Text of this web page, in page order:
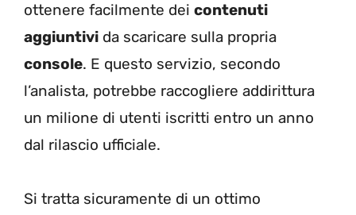
ottenere facilmente dei contenuti
aggiuntivi da scaricare sulla propria
console. E questo servizio, secondo
l’analista, potrebbe raccogliere addirittura
un milione di utenti iscritti entro un anno
dal rilascio ufficiale.
Si tratta sicuramente di un ottimo